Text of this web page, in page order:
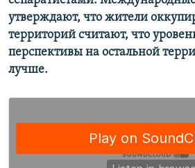
Усі сайти RFE/RL
утверждают, что жители
территорий считают, что
перспективы на остальной
лучше.